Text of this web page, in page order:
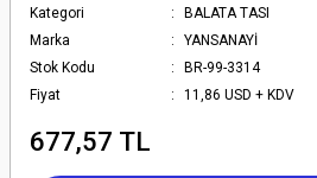
Kategori
BALATA TASI
Marka
YANSANAYİ
Stok Kodu
BR-99-3314
Fiyat
11,86 USD + KDV
677,57 TL